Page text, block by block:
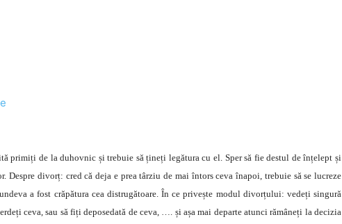
primiți de la duhovnic și trebuie să țineți legătura cu el. Sper să fie destul de înțelept și
Despre divorț: cred că deja e prea târziu de mai întors ceva înapoi, trebuie să se lucreze
a fost crăpătura cea distrugătoare. În ce privește modul divorțului: vedeți singură
ceva, sau să fiți deposedată de ceva, …. și așa mai departe atunci rămâneți la decizia